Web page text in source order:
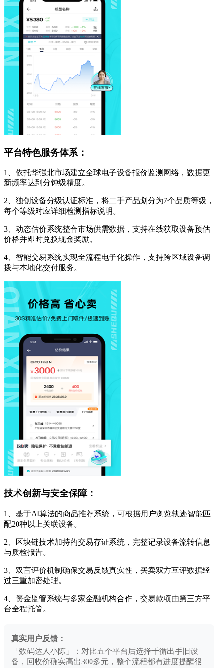
平台特色服务体系：
1、依托华强北市场建立全球电子设备报价监测网络，数据更
新频率达到分钟级精度。
2、独创设备分级认证标准，将二手产品划分为7个品质等级，
每个等级对应详细检测指标说明。
3、动态估价系统整合市场供需数据，支持在线获取设备预估
价格并即时兑换现金奖励。
4、智能交易系统实现全流程电子化操作，支持跨区域设备调
拨与本地化交付服务。
技术创新与安全保障：
1、基于AI算法的商品推荐系统，可根据用户浏览轨迹智能匹
配20种以上关联设备。
2、区块链技术加持的交易存证系统，完整记录设备流转信息
与质检报告。
3、双盲评价机制确保交易反馈真实性，买卖双方互评数据经
过三重加密处理。
4、资金监管系统与多家金融机构合作，交易款项由第三方平
台全程托管。
真实用户反馈：
「数码达人小陈」：对比五个平台后选择千循出手旧设
备，回收价确实高出300多元，整个流程都有进度提醒很